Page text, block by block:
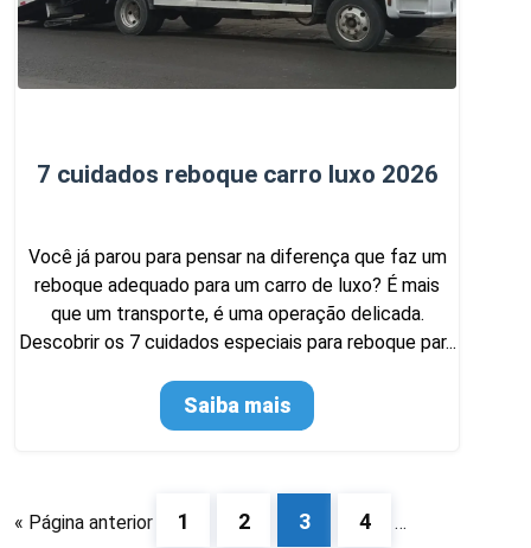
7 cuidados reboque carro luxo 2026
Você já parou para pensar na diferença que faz um
reboque adequado para um carro de luxo? É mais
que um transporte, é uma operação delicada.
Descobrir os 7 cuidados especiais para reboque par...
Saiba mais
« Página anterior 1 2 3 4
…